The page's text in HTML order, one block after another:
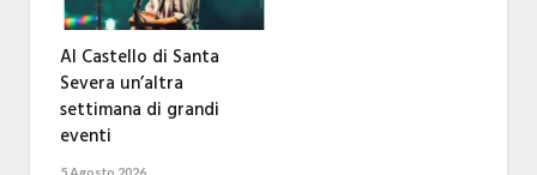
Al Castello di Santa
Severa un’altra
settimana di grandi
eventi